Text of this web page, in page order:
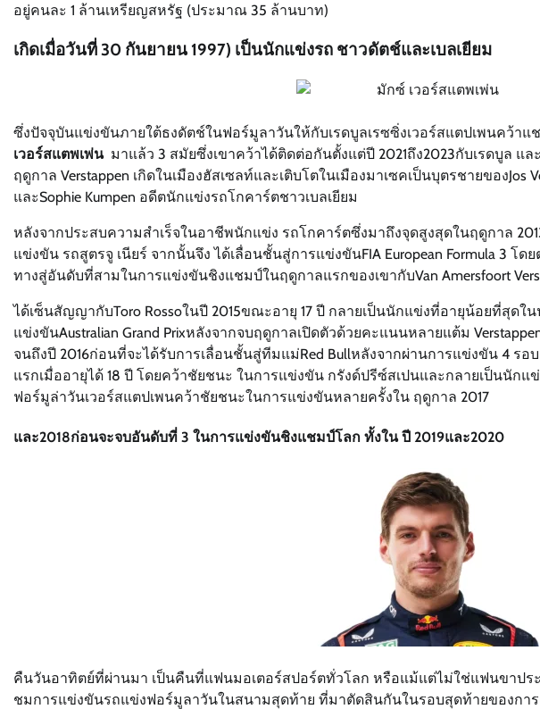
อยู่คนละ 1 ล้านเหรียญสหรัฐ (ประมาณ 35 ล้านบาท)
เกิดเมื่อวันที่ 30 กันยายน 1997) เป็นนักแข่งรถ ชาวดัตช์และเบลเยียม
ซึ่งปัจจุบันแข่งขันภายใต้ธงดัตช์ในฟอร์มูลาวันให้กับเรดบูลเรซซิ่งเวอร์สแตปเพนคว้า
เวอร์สแตพเพ่น มาแล้ว 3 สมัยซึ่งเขาคว้าได้ติดต่อกันตั้งแต่ปี 2021ถึง2023กับเรดบูล แ
ฤดูกาล Verstappen เกิดในเมืองฮัสเซลท์และเติบโตในเมืองมาเซคเป็นบุตรชายของ
และSophie Kumpen อดีตนักแข่งรถโกคาร์ตชาวเบลเยียม
หลังจากประสบความสำเร็จในอาชีพนักแข่ง รถโกคาร์ตซึ่งมาถึงจุดสูงสุดในฤดูกาล
แข่งขัน รถสูตรจู เนียร์ จากนั้นจึง ได้เลื่อนชั้นสู่การแข่งขันFIA European Formula 3 โด
ทางสู่อันดับที่สามในการแข่งขันชิงแชมป์ในฤดูกาลแรกของเขากับVan Amersfoort
ได้เซ็นสัญญากับToro Rossoในปี 2015ขณะอายุ 17 ปี กลายเป็นนักแข่งที่อายุน้อยที่สุดใน
แข่งขันAustralian Grand Prixหลังจากจบฤดูกาลเปิดตัวด้วยคะแนนหลายแต้ม
จนถึงปี 2016ก่อนที่จะได้รับการเลื่อนชั้นสู่ทีมแม่Red Bullหลังจากผ่านการแข่งขัน 4 รอ
แรกเมื่ออายุได้ 18 ปี โดยคว้าชัยชนะ ในการแข่งขัน กรังด์ปรีซ์สเปนและกลายเป็นนัก
ฟอร์มูล่าวันเวอร์สแตปเพนคว้าชัยชนะในการแข่งขันหลายครั้งใน ฤดูกาล 2017
และ2018ก่อนจะจบอันดับที่ 3 ในการแข่งขันชิงแชมป์โลก ทั้งใน ปี 2019และ2020
คืนวันอาทิตย์ที่ผ่านมา เป็นคืนที่แฟนมอเตอร์สปอร์ตทั่วโลก หรือแม้แต่ไม่ใช่แฟนขาปร
ชมการแข่งขันรถแข่งฟอร์มูลาวันในสนามสุดท้าย ที่มาตัดสินกันในรอบสุดท้ายของกา